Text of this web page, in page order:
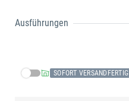
Ausführungen
SOFORT VERSANDFERTIG